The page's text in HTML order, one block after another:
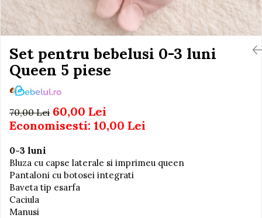
Jucarii de baie
Seturi de frumusete
Caluti balansoar
Interactive, educative si
muzicale
Figurine
Ateliere si unelte
Covorase de dans
Creative
De plus
Electrocasnice si bucatarii
Ingrijire cosmetica mamici
Perioada Alaptarii
Perioada Sarcinii
Pompe de san
Sisteme De Purtare
Set pentru bebelusi 0-3 luni
Queen 5 piese
70,00 Lei 60,00 Lei
Economisesti: 10,00 Lei
0-3 luni
Bluza cu capse laterale si imprimeu queen
Pantaloni cu botosei integrati
Baveta tip esarfa
Caciula
Manusi